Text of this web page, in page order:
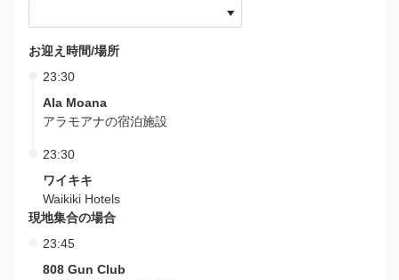
お迎え時間/場所
23:30
Ala Moana
アラモアナの宿泊施設
23:30
ワイキキ
Waikiki Hotels
現地集合の場合
23:45
808 Gun Club